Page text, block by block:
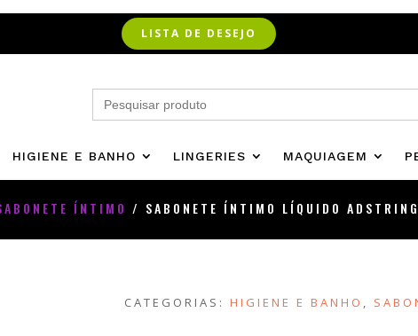
LISTA DE DESEJO
Search
for:
HIGIENE E BANHO LINGERIES MAQUIAGEM
ÍNTIMO / SABONETE ÍNTIMO LÍQUIDO
CATEGORIAS:HIGIENE E BANHO ,